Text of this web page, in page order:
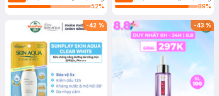
52%
89%
-42 % -43%